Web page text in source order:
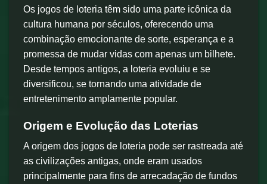
Os jogos de loteria têm sido uma parte icônica da
cultura humana por séculos, oferecendo uma
combinação emocionante de sorte, esperança e a
promessa de mudar vidas com apenas um bilhete.
Desde tempos antigos, a loteria evoluiu e se
diversificou, se tornando uma atividade de
entretenimento amplamente popular.
Origem e Evolução das Loterias
A origem dos jogos de loteria pode ser rastreada até
as civilizações antigas, onde eram usados
principalmente para fins de arrecadação de fundos